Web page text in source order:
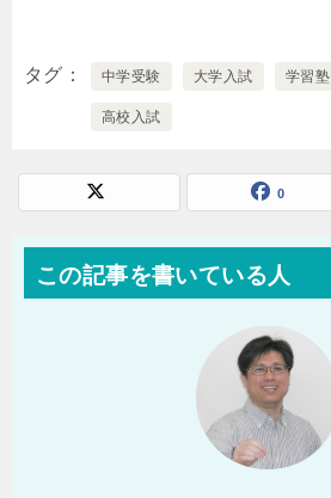
タグ 中学受験 大学入試 学習塾
高校入試
0
この記事を書いている人